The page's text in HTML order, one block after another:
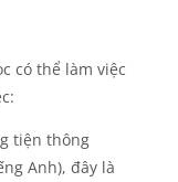
có thể làm việc
tiện thông
Anh), đây là